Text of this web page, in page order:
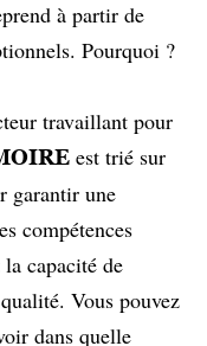
à partir de
Pourquoi ?
travaillant pour
est trié sur
garantir une
compétences
capacité de
Vous pouvez
dans quelle